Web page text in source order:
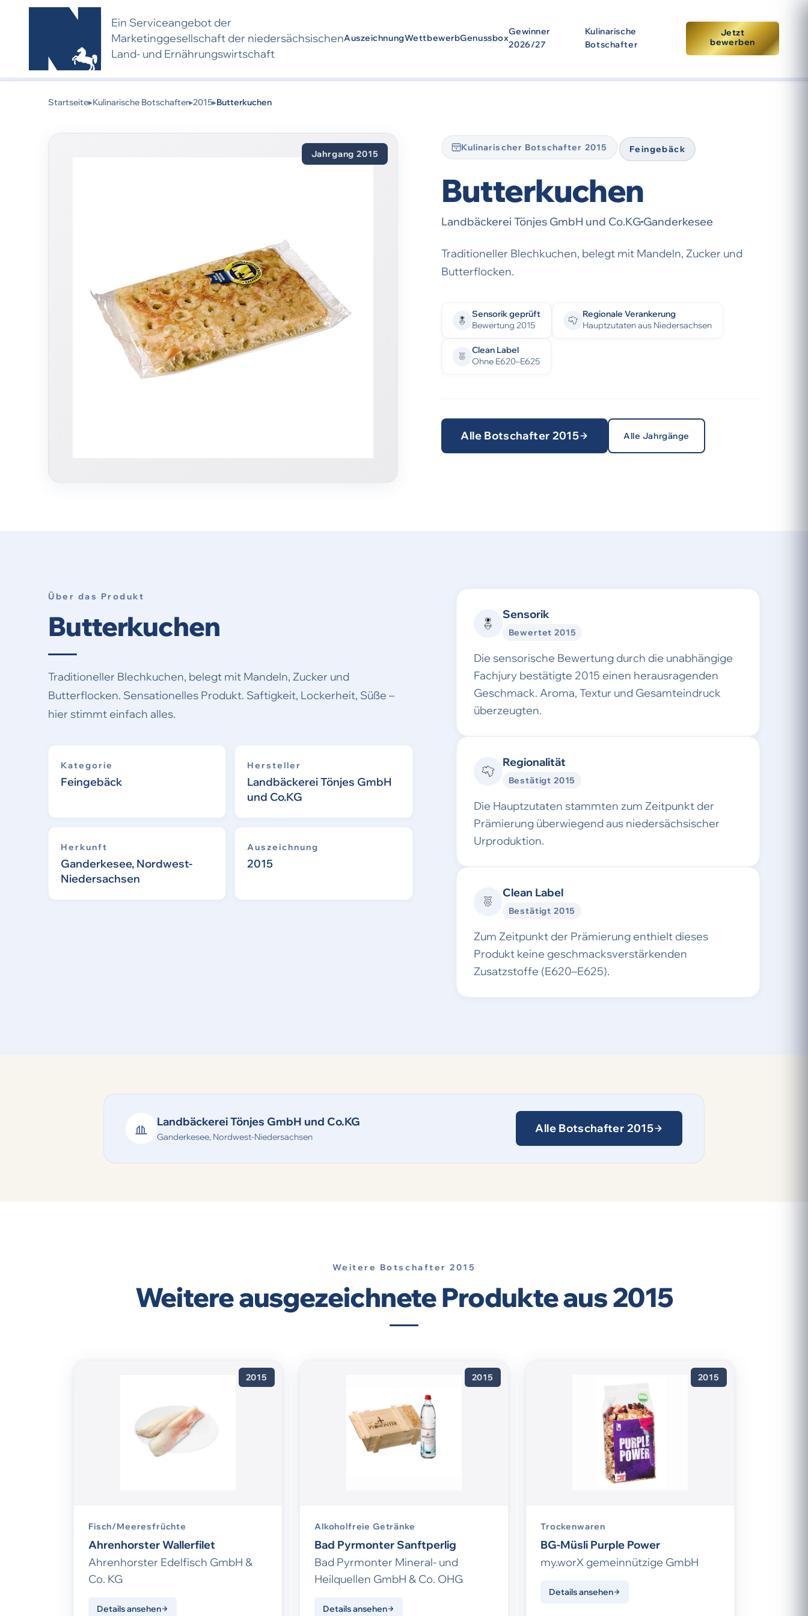
Ein Serviceangebot der
Marketing­gesell­schaft der nieder­sächsischen
Land- und Ernährungs­wirtschaft
AuszeichnungWettbewerbGenussbox
Gewinner
2026/27
Kulinarische
Botschafter
Jetzt
bewerben
Kulinarischer Botschafter 2015:Dieses Produkt wurde
ausgezeichnet. Die Auszeichnung bezieht sich auf den Zeitpunkt der Prämierung. Eine erneute Auszeichnung setzt
eine neue Bewerbung und Bewertung voraus.
Startseite▸Kulinarische Botschafter▸2015▸Butterkuchen
Jahrgang 2015
Kulinarischer Botschafter 2015 Feingebäck
Butterkuchen
Landbäckerei Tönjes GmbH und Co.KGGanderkesee
Traditioneller Blechkuchen, belegt mit Mandeln, Zucker und
Butterflocken.
Sensorik geprüft
Bewertung 2015
Regionale Verankerung
Hauptzutaten aus Niedersachsen
Clean Label
Ohne E620–E625
Alle Botschafter 2015 Alle Jahrgänge
Über das Produkt
Butterkuchen
Traditioneller Blechkuchen, belegt mit Mandeln, Zucker und
Butterflocken. Sensationelles Produkt. Saftigkeit, Lockerheit, Süße –
hier stimmt einfach alles.
Kategorie
Feingebäck
Hersteller
Landbäckerei Tönjes GmbH
und Co.KG
Herkunft
Ganderkesee, Nordwest-
Niedersachsen
Auszeichnung
2015
Sensorik
Bewertet 2015
Die sensorische Bewertung durch die unabhängige
Fachjury bestätigte 2015 einen herausragenden
Geschmack. Aroma, Textur und Gesamteindruck
überzeugten.
Regionalität
Bestätigt 2015
Die Hauptzutaten stammten zum Zeitpunkt der
Prämierung überwiegend aus niedersächsischer
Urproduktion.
Clean Label
Bestätigt 2015
Zum Zeitpunkt der Prämierung enthielt dieses
Produkt keine geschmacksverstärkenden
Zusatzstoffe (E620–E625).
Landbäckerei Tönjes GmbH und Co.KG
Ganderkesee, Nordwest-Niedersachsen
Alle Botschafter 2015
Weitere Botschafter 2015
Weitere ausgezeichnete Produkte aus 2015
2015
Fisch/Meeresfrüchte
Ahrenhorster Wallerfilet
Ahrenhorster Edelfisch GmbH &
Co. KG
Details ansehen
2015
Alkoholfreie Getränke
Bad Pyrmonter Sanftperlig
Bad Pyrmonter Mineral- und
Heilquellen GmbH & Co. OHG
Details ansehen
2015
Trockenwaren
BG-Müsli Purple Power
my.worX gemeinnützige GmbH
Details ansehen